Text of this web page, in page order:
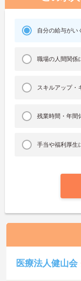
自分の給与がい
職場の人間関係
スキルアップ・
残業時間・年間
手当や福利厚生
医療法人健山会